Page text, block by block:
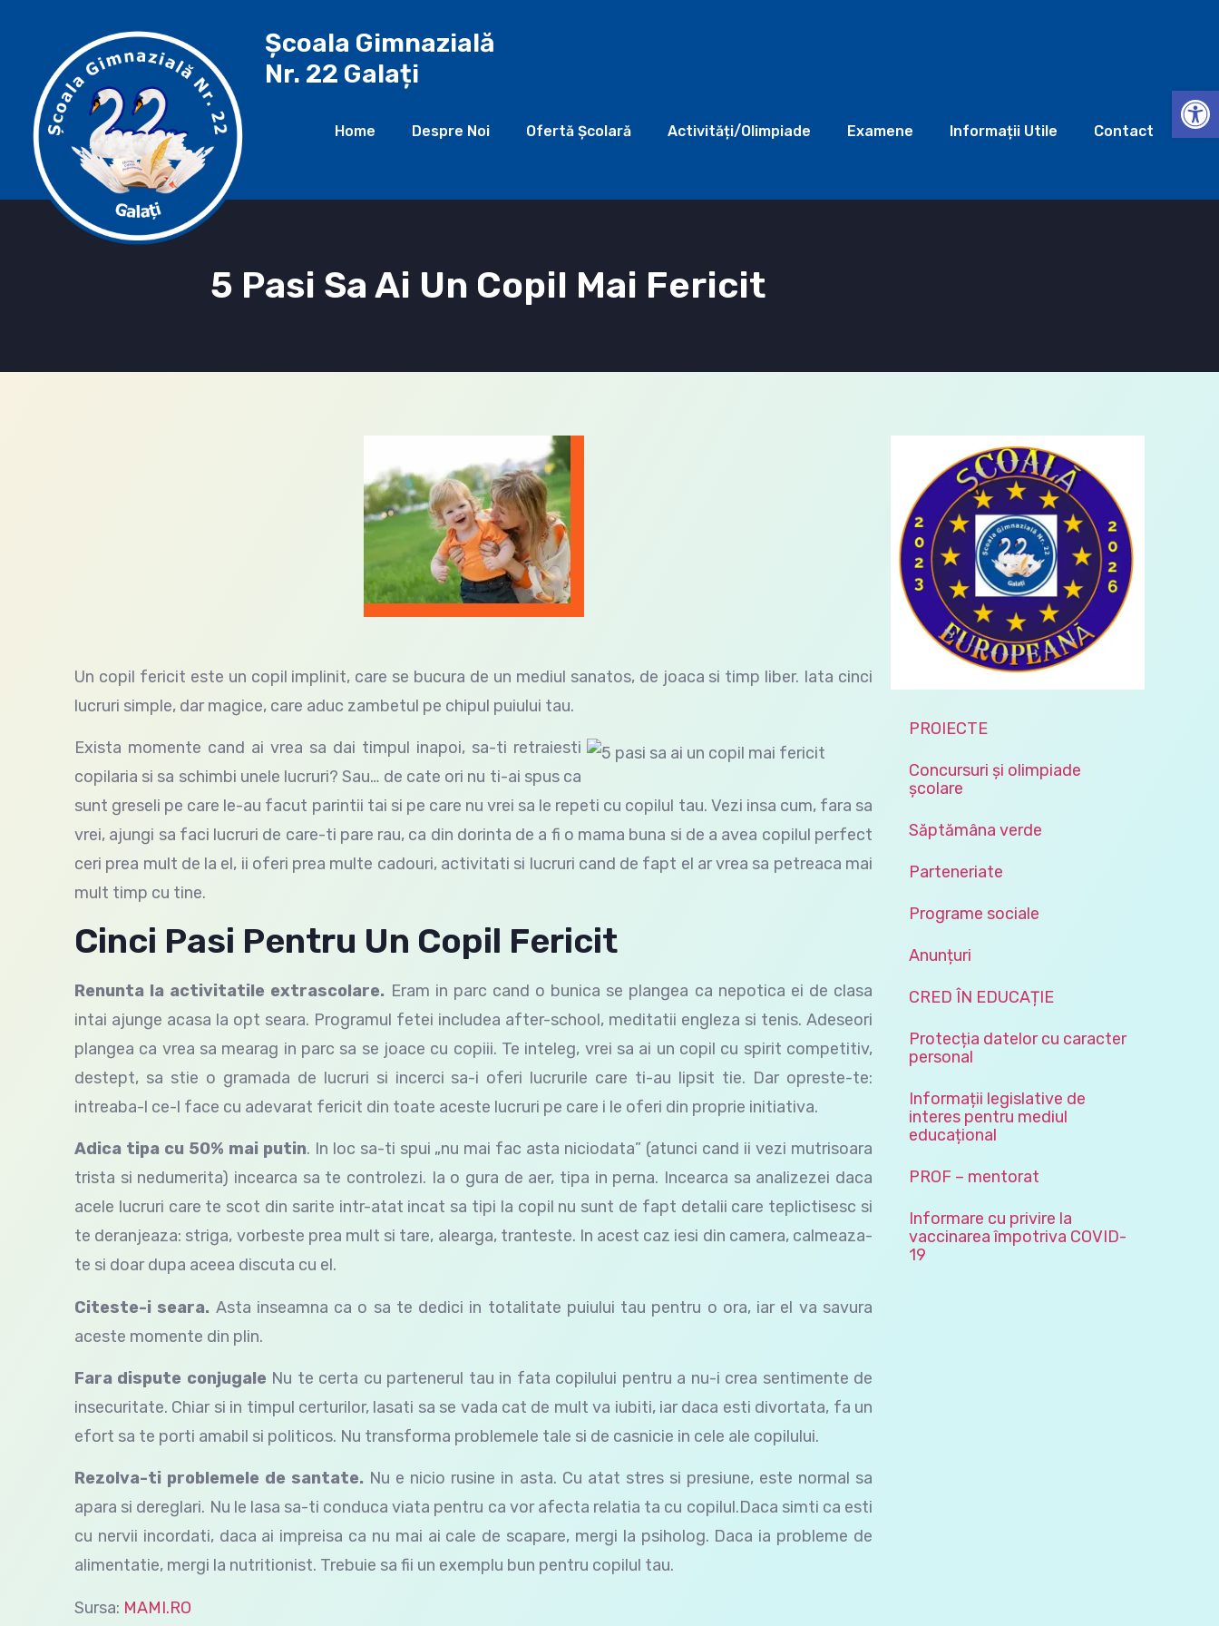
Școala Gimnazială
Nr. 22 Galați
Home Despre Noi Ofertă Şcolară Activități/Olimpiade Examene Informații Utile Contact
5 Pasi Sa Ai Un Copil Mai Fericit
Un copil fericit este un copil implinit, care se bucura de un mediul sanatos, de joaca si timp liber. Iata cinci
lucruri simple, dar magice, care aduc zambetul pe chipul puiului tau.
Exista momente cand ai vrea sa dai timpul inapoi, sa-ti retraiesti
copilaria si sa schimbi unele lucruri? Sau… de cate ori nu ti-ai spus ca
sunt greseli pe care le-au facut parintii tai si pe care nu vrei sa le repeti cu copilul tau. Vezi insa cum, fara sa
vrei, ajungi sa faci lucruri de care-ti pare rau, ca din dorinta de a fi o mama buna si de a avea copilul perfect
ceri prea mult de la el, ii oferi prea multe cadouri, activitati si lucruri cand de fapt el ar vrea sa petreaca mai
mult timp cu tine.
Cinci Pasi Pentru Un Copil Fericit
Renunta la activitatile extrascolare. Eram in parc cand o bunica se plangea ca nepotica ei de clasa
intai ajunge acasa la opt seara. Programul fetei includea after-school, meditatii engleza si tenis. Adeseori
plangea ca vrea sa mearag in parc sa se joace cu copiii. Te inteleg, vrei sa ai un copil cu spirit competitiv,
destept, sa stie o gramada de lucruri si incerci sa-i oferi lucrurile care ti-au lipsit tie. Dar opreste-te:
intreaba-l ce-l face cu adevarat fericit din toate aceste lucruri pe care i le oferi din proprie initiativa.
Adica tipa cu 50% mai putin. In loc sa-ti spui „nu mai fac asta niciodata” (atunci cand ii vezi mutrisoara
trista si nedumerita) incearca sa te controlezi. Ia o gura de aer, tipa in perna. Incearca sa analizezei daca
acele lucruri care te scot din sarite intr-atat incat sa tipi la copil nu sunt de fapt detalii care teplictisesc si
te deranjeaza: striga, vorbeste prea mult si tare, alearga, tranteste. In acest caz iesi din camera, calmeaza-
te si doar dupa aceea discuta cu el.
Citeste-i seara. Asta inseamna ca o sa te dedici in totalitate puiului tau pentru o ora, iar el va savura
aceste momente din plin.
Fara dispute conjugale Nu te certa cu partenerul tau in fata copilului pentru a nu-i crea sentimente de
insecuritate. Chiar si in timpul certurilor, lasati sa se vada cat de mult va iubiti, iar daca esti divortata, fa un
efort sa te porti amabil si politicos. Nu transforma problemele tale si de casnicie in cele ale copilului.
Rezolva-ti problemele de santate. Nu e nicio rusine in asta. Cu atat stres si presiune, este normal sa
apara si dereglari. Nu le lasa sa-ti conduca viata pentru ca vor afecta relatia ta cu copilul.Daca simti ca esti
cu nervii incordati, daca ai impreisa ca nu mai ai cale de scapare, mergi la psiholog. Daca ia probleme de
alimentatie, mergi la nutritionist. Trebuie sa fii un exemplu bun pentru copilul tau.
Sursa: MAMI.RO
PROIECTE
Concursuri și olimpiade
școlare
Săptămâna verde
Parteneriate
Programe sociale
Anunțuri
CRED ÎN EDUCAȚIE
Protecția datelor cu caracter
personal
Informații legislative de
interes pentru mediul
educațional
PROF – mentorat
Informare cu privire la
vaccinarea împotriva COVID-
19